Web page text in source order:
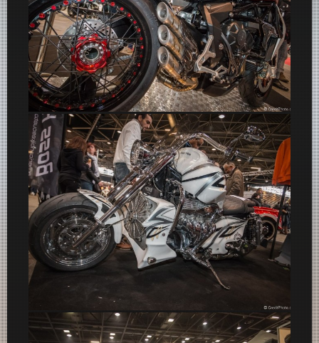
Boss Hoss Chopper V8 – Salon 2 Roues 2015
MV Agusta Brutale 800 Dragster